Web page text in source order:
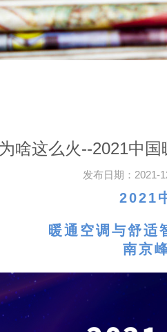
啥这么火--2021中
发布日期： 2021-
2021
暖通空调与舒适
南京